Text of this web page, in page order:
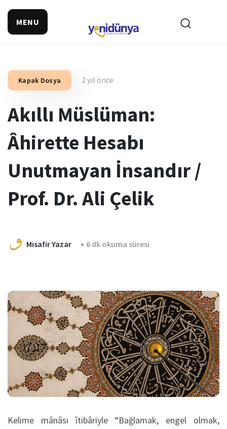
MENU
Kapak Dosya 2 yıl önce
Akıllı Müslüman:
Âhirette Hesabı
Unutmayan İnsandır /
Prof. Dr. Ali Çelik
Misafir Yazar 6 dk okuma süresi
Kelime mânâsı îtibâriyle “Bağlamak, engel olmak,